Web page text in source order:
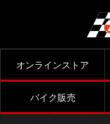
オンラインストア
バイク販売